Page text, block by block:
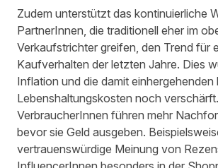
Zudem unterstützt das kontinuierliche
PartnerInnen, die traditionell eher im
Verkaufstrichter greifen, den Trend für
Kaufverhalten der letzten Jahre. Dies
Inflation und die damit einhergehenden
Lebenshaltungskosten noch verschärft.
VerbraucherInnen führen mehr
bevor sie Geld ausgeben.
vertrauenswürdige Meinung von